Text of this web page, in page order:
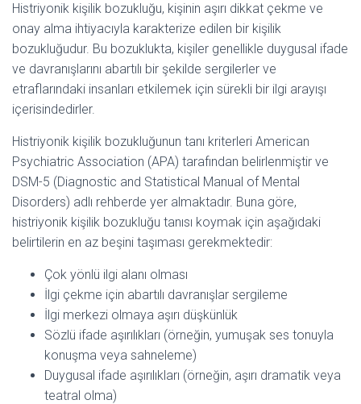
Histriyonik kişilik bozukluğu, kişinin aşırı dikkat çekme ve
onay alma ihtiyacıyla karakterize edilen bir kişilik
bozukluğudur. Bu bozuklukta, kişiler genellikle duygusal ifade
ve davranışlarını abartılı bir şekilde sergilerler ve
etraflarındaki insanları etkilemek için sürekli bir ilgi arayışı
içerisindedirler.
Histriyonik kişilik bozukluğunun tanı kriterleri American
Psychiatric Association (APA) tarafından belirlenmiştir ve
DSM-5 (Diagnostic and Statistical Manual of Mental
Disorders) adlı rehberde yer almaktadır. Buna göre,
histriyonik kişilik bozukluğu tanısı koymak için aşağıdaki
belirtilerin en az beşini taşıması gerekmektedir:
Çok yönlü ilgi alanı olması
İlgi çekme için abartılı davranışlar sergileme
İlgi merkezi olmaya aşırı düşkünlük
Sözlü ifade aşırılıkları (örneğin, yumuşak ses tonuyla
konuşma veya sahneleme)
Duygusal ifade aşırılıkları (örneğin, aşırı dramatik veya
teatral olma)